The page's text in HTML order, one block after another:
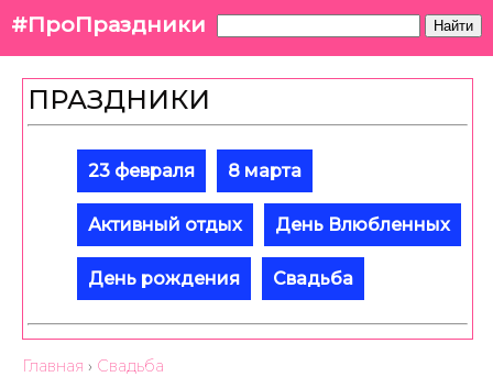
#ПроПраздники Найти
ПРАЗДНИКИ
23 февраля 8 марта
Активный отдых День Влюбленных
День рождения Свадьба
Главная › Свадьба